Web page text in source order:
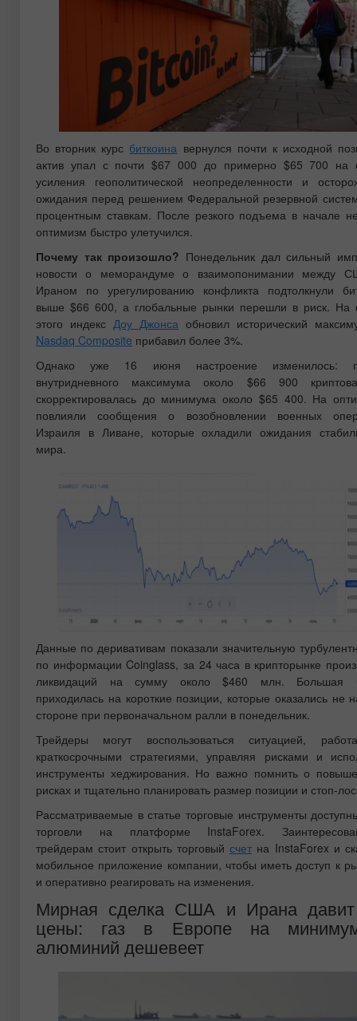
Во вторник курс биткоина вернулся почти к исходной
актив упал с почти $67 000 до примерно $65 700 на
усиления геополитической неопределенности и
ожидания перед решением Федеральной резервной
процентным ставкам. После резкого подъема в начале
оптимизм быстро улетучился.
Почему так произошло? Понедельник дал сильный
новости о меморандуме о взаимопонимании между
Ираном по урегулированию конфликта подтолкнули
выше $66 600, а глобальные рынки перешли в риск. На
этого индекс Доу Джонса обновил исторический
Nasdaq Composite прибавил более 3%.
Однако уже 16 июня настроение изменилось:
внутридневного максимума около $66 900
скорректировалась до минимума около $65 400. На
повлияли сообщения о возобновлении военных
Израиля в Ливане, которые охладили ожидания
мира.
Данные по деривативам показали значительную
по информации Coinglass, за 24 часа в крипторынке
ликвидаций на сумму около $460 млн. Большая
приходилась на короткие позиции, которые оказались не
стороне при первоначальном ралли в понедельник.
Трейдеры могут воспользоваться ситуацией,
краткосрочными стратегиями, управляя рисками и
инструменты хеджирования. Но важно помнить о
рисках и тщательно планировать размер позиции и стоп-
Рассматриваемые в статье торговые инструменты
торговли на платформе InstaForex.
трейдерам стоит открыть торговый счет на InstaForex и
мобильное приложение компании, чтобы иметь доступ к
и оперативно реагировать на изменения.
Мирная сделка США и Ирана
цены: газ в Европе на
алюминий дешевеет